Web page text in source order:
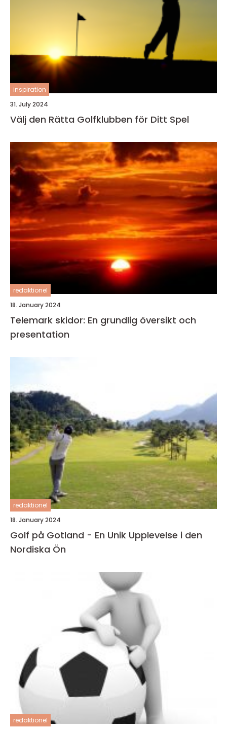
inspiration
31. July 2024
Välj den Rätta Golfklubben för Ditt Spel
redaktionel
18. January 2024
Telemark skidor: En grundlig översikt och
presentation
redaktionel
18. January 2024
Golf på Gotland - En Unik Upplevelse i den
Nordiska Ön
redaktionel